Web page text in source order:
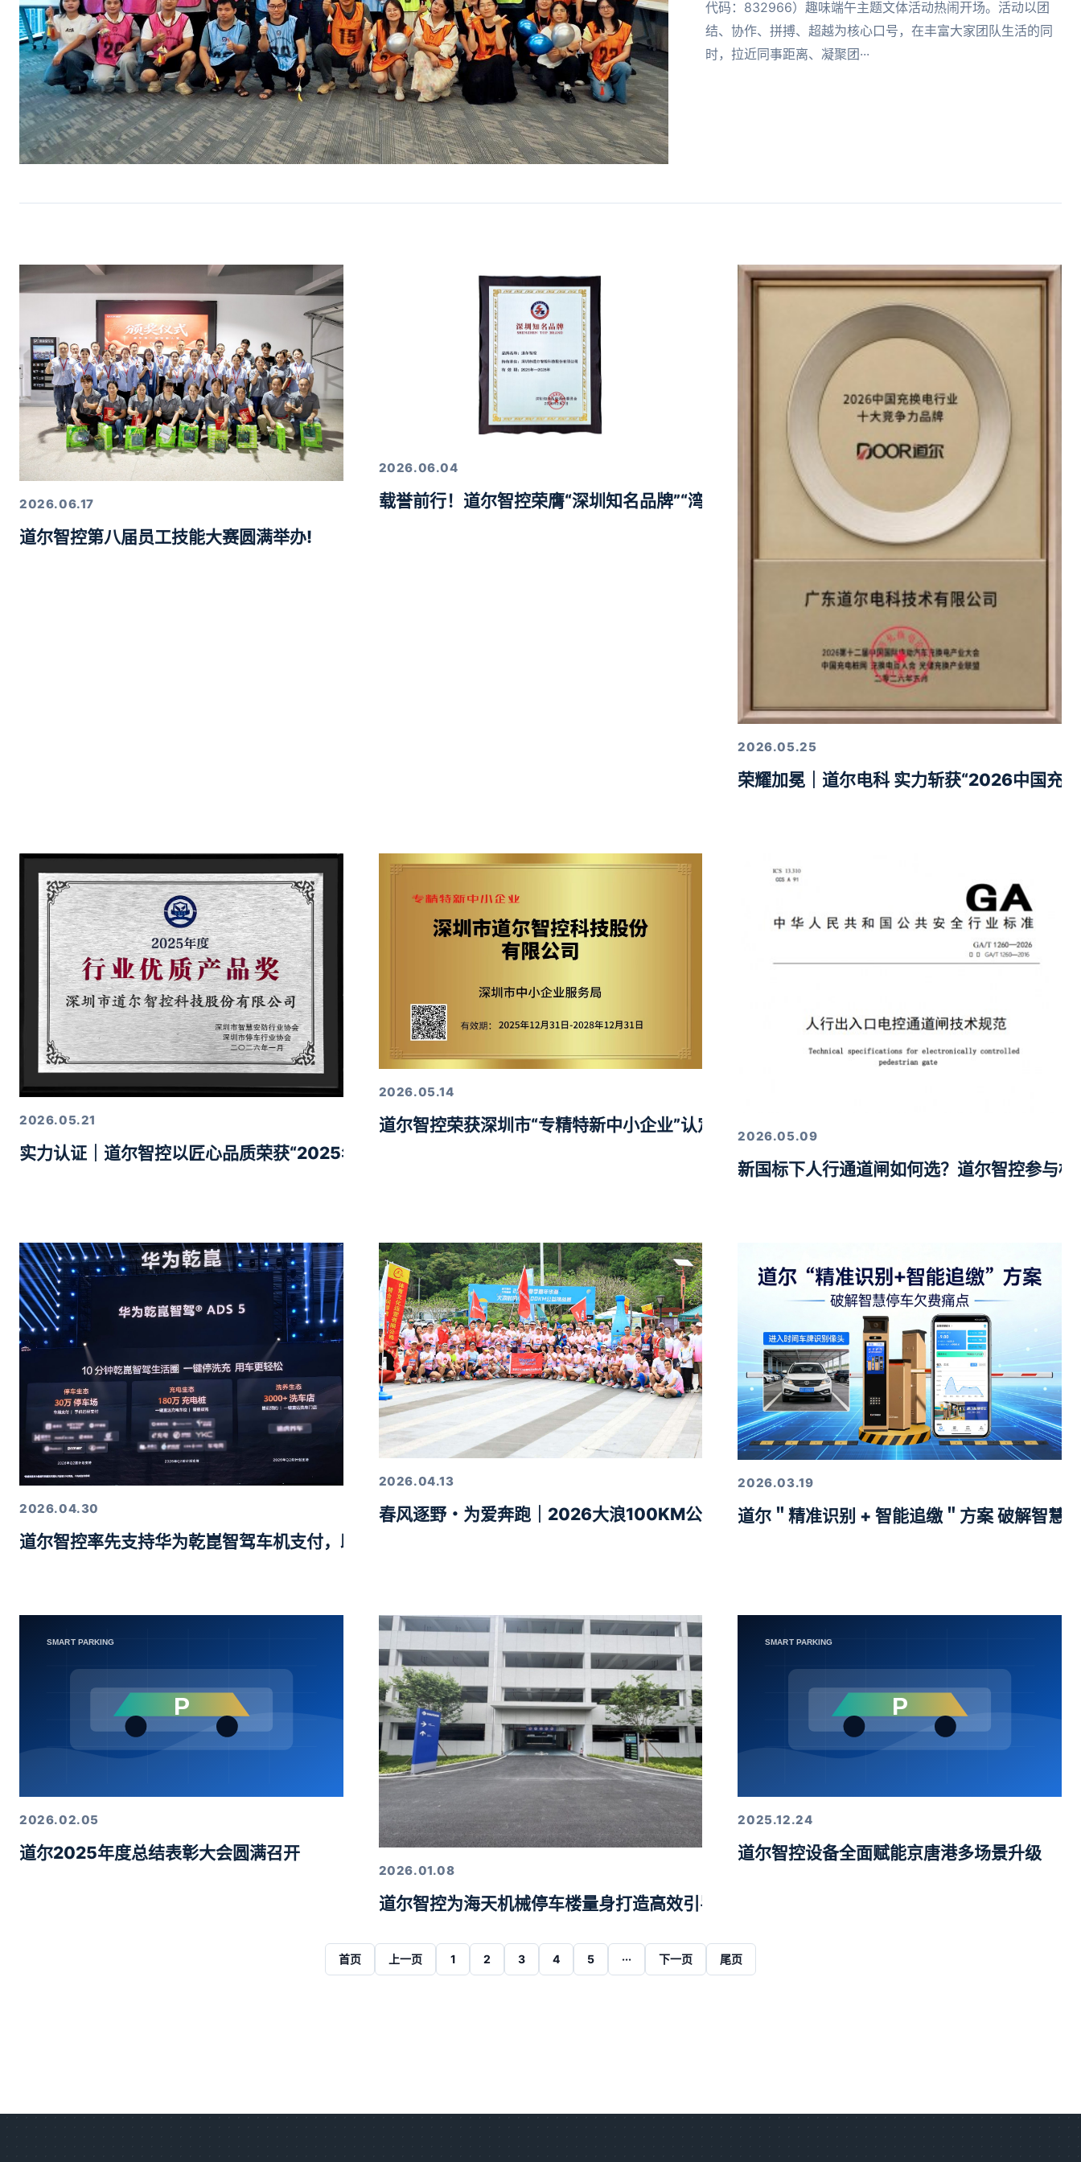
代码：832966）趣味端午主题文体活动热闹开场。活动以团
结、协作、拼搏、超越为核心口号，在丰富大家团队生活的同
时，拉近同事距离、凝聚团···
2026.06.17
道尔智控第八届员工技能大赛圆满举办!
2026.06.04
载誉前行！道尔智控荣膺“深圳知名品牌”“湾区知名品牌”双重认证
2026.05.25
荣耀加冕｜道尔电科 实力斩获“2026中国充
2026.05.21
实力认证｜道尔智控以匠心品质荣获“2025年度行业优质产品奖”
2026.05.14
道尔智控荣获深圳市“专精特新中小企业”认定，以硬核技术筑牢行业标杆
2026.05.09
新国标下人行通道闸如何选？道尔智控参与
2026.04.30
道尔智控率先支持华为乾崑智驾车机支付，助力10分钟智驾生活圈落地
2026.04.13
春风逐野・为爱奔跑｜2026大浪100KM公益挑战赛圆满举行
2026.03.19
道尔＂精准识别 + 智能追缴＂方案 破解智慧
2026.02.05
道尔2025年度总结表彰大会圆满召开
2026.01.08
道尔智控为海天机械停车楼量身打造高效引导解决方案
2025.12.24
道尔智控设备全面赋能京唐港多场景升级
首页 上一页 1 2 3 4 5 ··· 下一页 尾页